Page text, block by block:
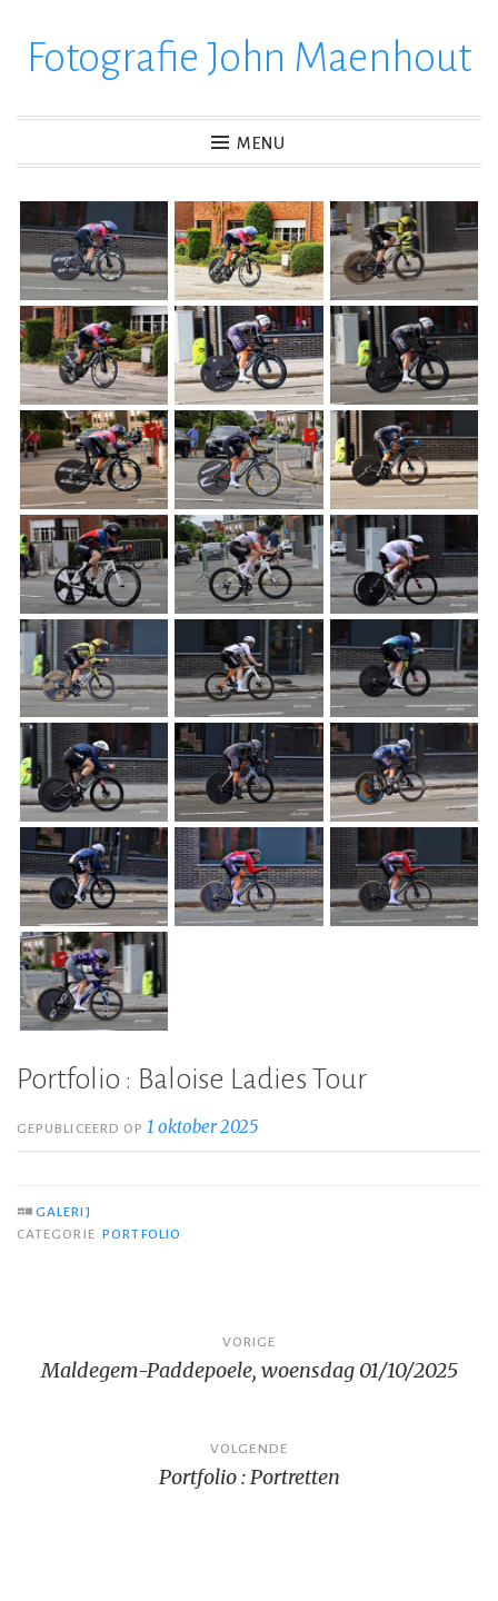
verderFotografie John Maenhout
MENU
Portfolio : Baloise Ladies Tour
GEPUBLICEERD OP 1 oktober 2025
GALERIJ
CATEGORIE PORTFOLIO
navigatie
VORIGE
Maldegem-Paddepoele, woensdag 01/10/2025
VOLGENDE
Portfolio : Portretten